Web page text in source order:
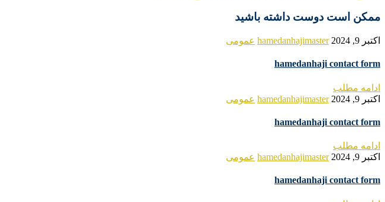
ممکن است دوست داشته باشید
اکتبر 9, 2024 hamedanhajimaster عمومی
hamedanhaji contact form
ادامه مطلب
اکتبر 9, 2024
hamedanhajimaster عمومی
hamedanhaji contact form
ادامه مطلب
اکتبر 9, 2024
hamedanhajimaster عمومی
hamedanhaji contact form